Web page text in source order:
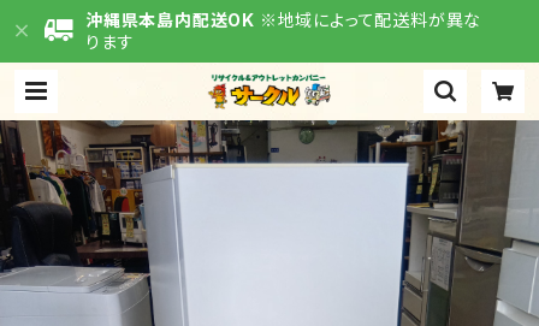
沖縄県本島内配送OK ※地域によって配送料が異な
ります